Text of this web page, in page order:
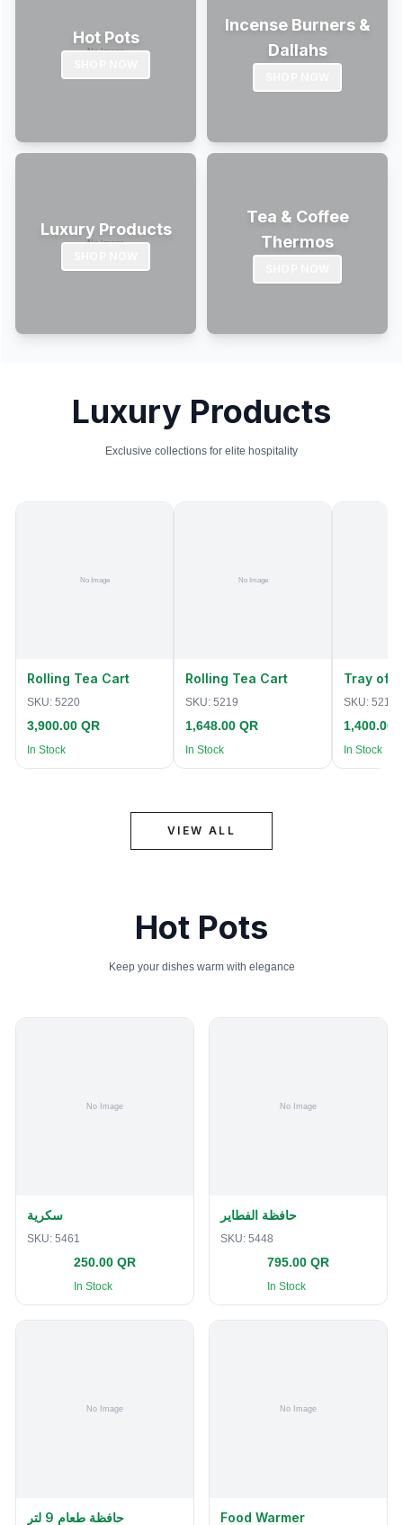
Hot Pots
Incense Burners &
Dallahs
Luxury Products
Tea & Coffee
Thermos
Luxury Products
Exclusive collections for elite hospitality
Rolling Tea Cart
SKU: 5220
3,900.00 QR
In Stock
Rolling Tea Cart
SKU: 5219
1,648.00 QR
In Stock
Tray of
SKU: 5218
1,400.00
In Stock
VIEW ALL
Hot Pots
Keep your dishes warm with elegance
سكرية
SKU: 5461
250.00 QR
In Stock
حافظة الفطاير
SKU: 5448
795.00 QR
In Stock
حافظة طعام 9 لتر Food Warmer